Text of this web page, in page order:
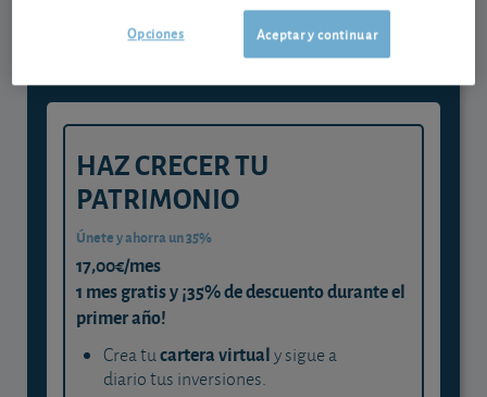
y consigue que cada euro trabaje
para ti
HAZ CRECER TU
PATRIMONIO
Únete y ahorra un 35%
17,00€/mes
1 mes gratis y ¡35% de descuento durante el
primer año!
Crea tucartera virtualy sigue a
diario tus inversiones.
Aceptar y continuar
Opciones